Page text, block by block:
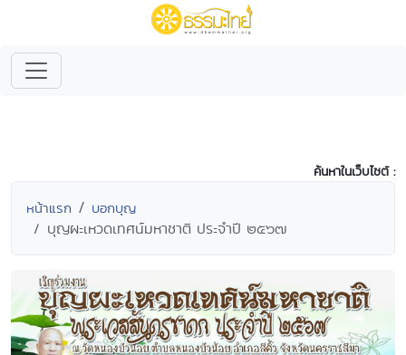
ค้นหาในเว็บไซต์ :
หน้าแรก บอกบุญ
บุญผะเหวดเทศน์มหาชาติ ประจำปี ๒๕๖๗